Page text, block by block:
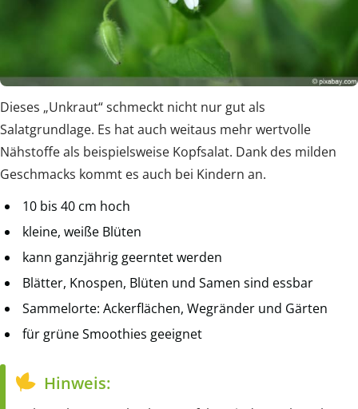
Dieses „Unkraut“ schmeckt nicht nur gut als
Salatgrundlage. Es hat auch weitaus mehr wertvolle
Nähstoffe als beispielsweise Kopfsalat. Dank des milden
Geschmacks kommt es auch bei Kindern an.
10 bis 40 cm hoch
kleine, weiße Blüten
kann ganzjährig geerntet werden
Blätter, Knospen, Blüten und Samen sind essbar
Sammelorte: Ackerflächen, Wegränder und Gärten
für grüne Smoothies geeignet
Hinweis: